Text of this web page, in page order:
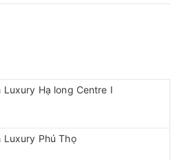
Luxury Hạ long Centre I
Luxury Phú Thọ